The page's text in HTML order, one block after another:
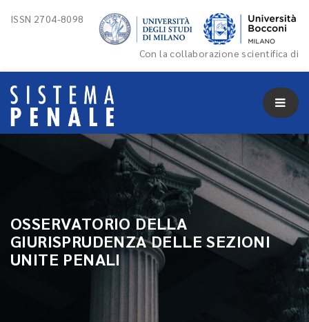
ISSN 2704-8098
Con la collaborazione scientifica di
OSSERVATORIO DELLA
GIURISPRUDENZA DELLE SEZIONI
UNITE PENALI